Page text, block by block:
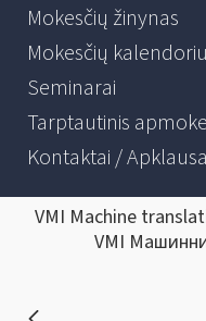
Mokesčių žinynas
Mokesčių
Seminarai
Tarptautinis
Kontaktai / Apklausa
VMI Machine
VMI